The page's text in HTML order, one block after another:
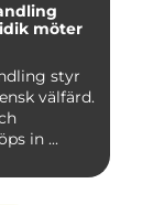
styr
välfärd.
in ...